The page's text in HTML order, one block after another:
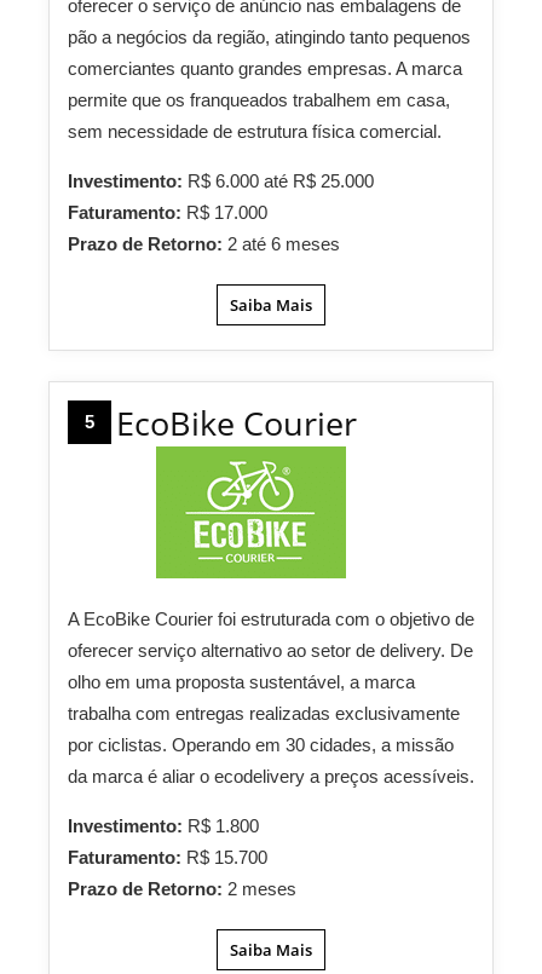
oferecer o serviço de anúncio nas embalagens de
pão a negócios da região, atingindo tanto pequenos
comerciantes quanto grandes empresas. A marca
permite que os franqueados trabalhem em casa,
sem necessidade de estrutura física comercial.
Investimento: R$ 6.000 até R$ 25.000
Faturamento: R$ 17.000
Prazo de Retorno: 2 até 6 meses
Saiba Mais
5 EcoBike Courier
A EcoBike Courier foi estruturada com o objetivo de
oferecer serviço alternativo ao setor de delivery. De
olho em uma proposta sustentável, a marca
trabalha com entregas realizadas exclusivamente
por ciclistas. Operando em 30 cidades, a missão
da marca é aliar o ecodelivery a preços acessíveis.
Investimento: R$ 1.800
Faturamento: R$ 15.700
Prazo de Retorno: 2 meses
Saiba Mais